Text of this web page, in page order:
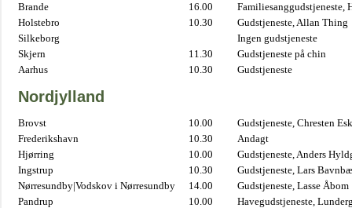
Brande 16.00
Familiesanggudstjeneste,
Holstebro
10.30
Gudstjeneste, Allan Thing
Silkeborg
Ingen gudstjeneste
Skjern
11.30
Gudstjeneste på chin
Aarhus
10.30 Gudstjeneste
Nordjylland
Brovst 10.00
Gudstjeneste, Chresten
Frederikshavn
10.30
Andagt
Hjørring
10.00
Gudstjeneste, Anders
Ingstrup
10.30
Gudstjeneste, Lars
Nørresundby|Vodskov i Nørresundby
14.00
Gudstjeneste, Lasse Åbom
Pandrup
10.00
Havegudstjeneste,